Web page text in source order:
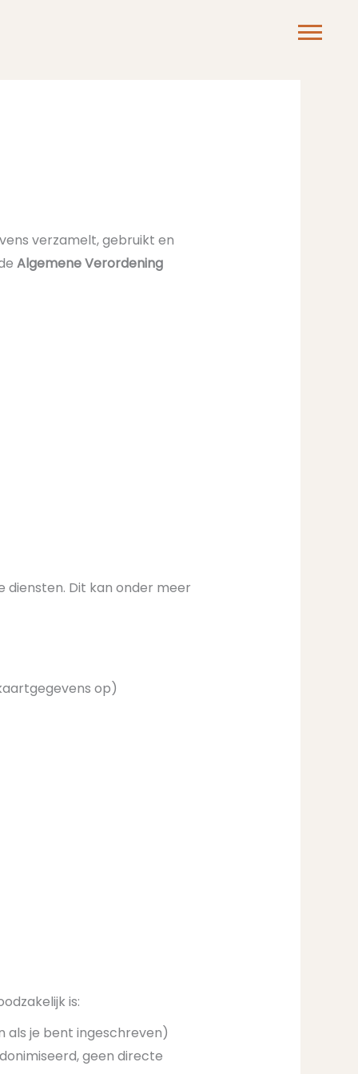
verzamelt, gebruikt en
Algemene Verordening
diensten. Dit kan onder meer
op)
is:
als je bent ingeschreven)
geen directe